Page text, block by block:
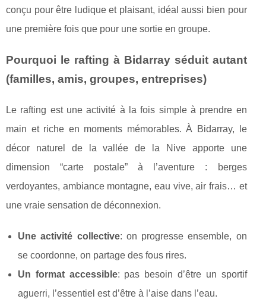
conçu pour être ludique et plaisant, idéal aussi bien pour
une première fois que pour une sortie en groupe.
Pourquoi le rafting à Bidarray séduit autant
(familles, amis, groupes, entreprises)
Le rafting est une activité à la fois simple à prendre en
main et riche en moments mémorables. À Bidarray, le
décor naturel de la vallée de la Nive apporte une
dimension “carte postale” à l’aventure : berges
verdoyantes, ambiance montagne, eau vive, air frais… et
une vraie sensation de déconnexion.
Une activité collective: on progresse ensemble, on
se coordonne, on partage des fous rires.
Un format accessible: pas besoin d’être un sportif
aguerri, l’essentiel est d’être à l’aise dans l’eau.